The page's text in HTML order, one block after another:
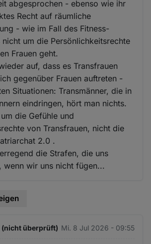
abgesprochen - ebenso wie ihr
Recht auf räumliche
- wie im Fall des Fitness-
um die Persönlichkeitsrechte
Frauen geht.
auf, dass es Transfrauen
gegenüber Frauen auftreten -
Situationen: Transmänner, die in
eindringen, hört man nichts.
die Gefühle und
von Transfrauen, nicht die
2.0 .
die Strafen, die uns
wenn wir uns nicht fügen...
(nicht überprüft) Mi. 8 Jul 2026 - 09:55